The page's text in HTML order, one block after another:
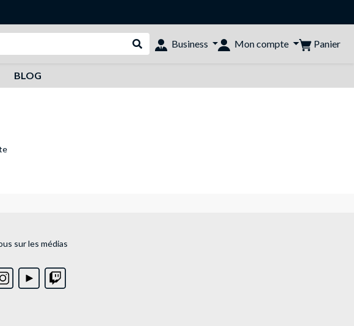
Rechercher dans le shop
Business Mon compte Panier
BLOG
sur les médias